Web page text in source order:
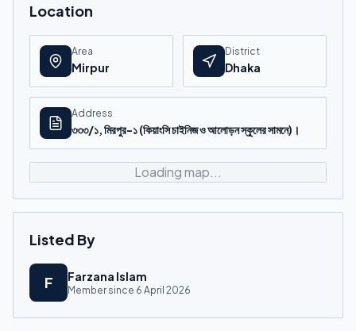
Location
Area
Mirpur
District
Dhaka
Address
৩৩৩/১, মিরপুর-১ (কিয়াংসি চাইনিজ ও আলোড়ন স্কুলের সামনে)।
Loading map...
Listed By
F Farzana Islam
Member since 6 April 2026